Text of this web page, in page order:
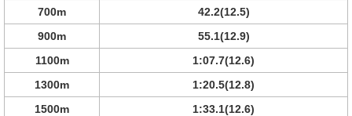
700m
42.2(12.5)
900m
55.1(12.9)
1100m
1:07.7(12.6)
1300m
1:20.5(12.8)
1500m
1:33.1(12.6)